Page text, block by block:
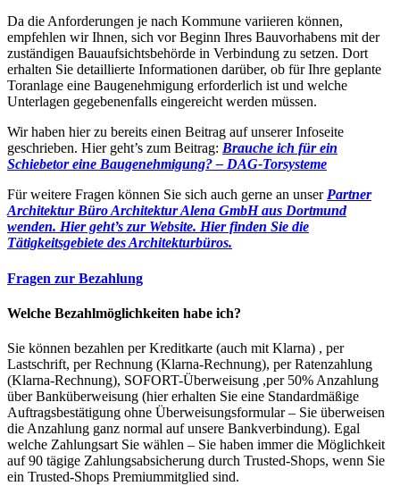
Da die Anforderungen je nach Kommune variieren können,
empfehlen wir Ihnen, sich vor Beginn Ihres Bauvorhabens mit der
zuständigen Bauaufsichtsbehörde in Verbindung zu setzen. Dort
erhalten Sie detaillierte Informationen darüber, ob für Ihre geplante
Toranlage eine Baugenehmigung erforderlich ist und welche
Unterlagen gegebenenfalls eingereicht werden müssen.
Wir haben hier zu bereits einen Beitrag auf unserer Infoseite
geschrieben. Hier geht’s zum Beitrag: Brauche ich für ein
Schiebetor eine Baugenehmigung? – DAG-Torsysteme
Für weitere Fragen können Sie sich auch gerne an unser Partner
Architektur Büro Architektur Alena GmbH aus Dortmund
wenden. Hier geht’s zur Website. Hier finden Sie die
Tätigkeitsgebiete des Architekturbüros.
Fragen zur Bezahlung
Welche Bezahlmöglichkeiten habe ich?
Sie können bezahlen per Kreditkarte (auch mit Klarna) , per
Lastschrift, per Rechnung (Klarna-Rechnung), per Ratenzahlung
(Klarna-Rechnung), SOFORT-Überweisung ,per 50% Anzahlung
über Banküberweisung (hier erhalten Sie eine Standardmäßige
Auftragsbestätigung ohne Überweisungsformular – Sie überweisen
die Anzahlung ganz normal auf unsere Bankverbindung). Egal
welche Zahlungsart Sie wählen – Sie haben immer die Möglichkeit
auf 90 tägige Zahlungsabsicherung durch Trusted-Shops, wenn Sie
ein Trusted-Shops Premiummitglied sind.